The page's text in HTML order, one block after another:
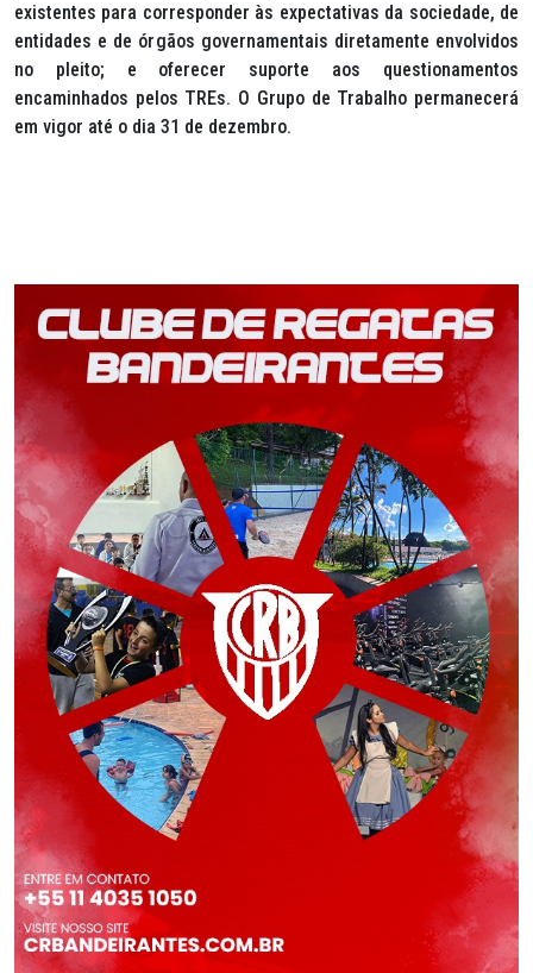
existentes para corresponder às expectativas da sociedade, de
entidades e de órgãos governamentais diretamente envolvidos
no pleito; e oferecer suporte aos questionamentos
encaminhados pelos TREs. O Grupo de Trabalho permanecerá
em vigor até o dia 31 de dezembro.